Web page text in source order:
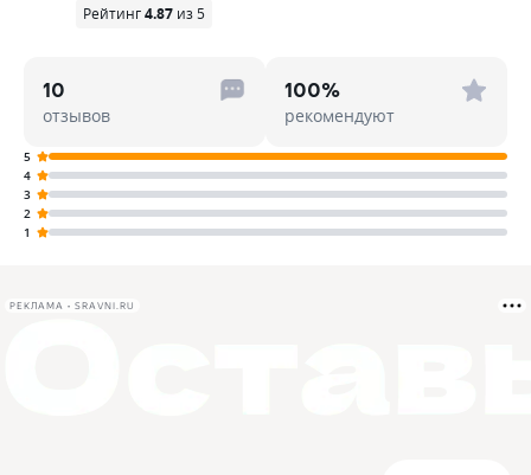
Рейтинг4.87 из 5
10
отзывов
100%
рекомендуют
5
4
3
2
1
РЕКЛАМА • SRAVNI.RU